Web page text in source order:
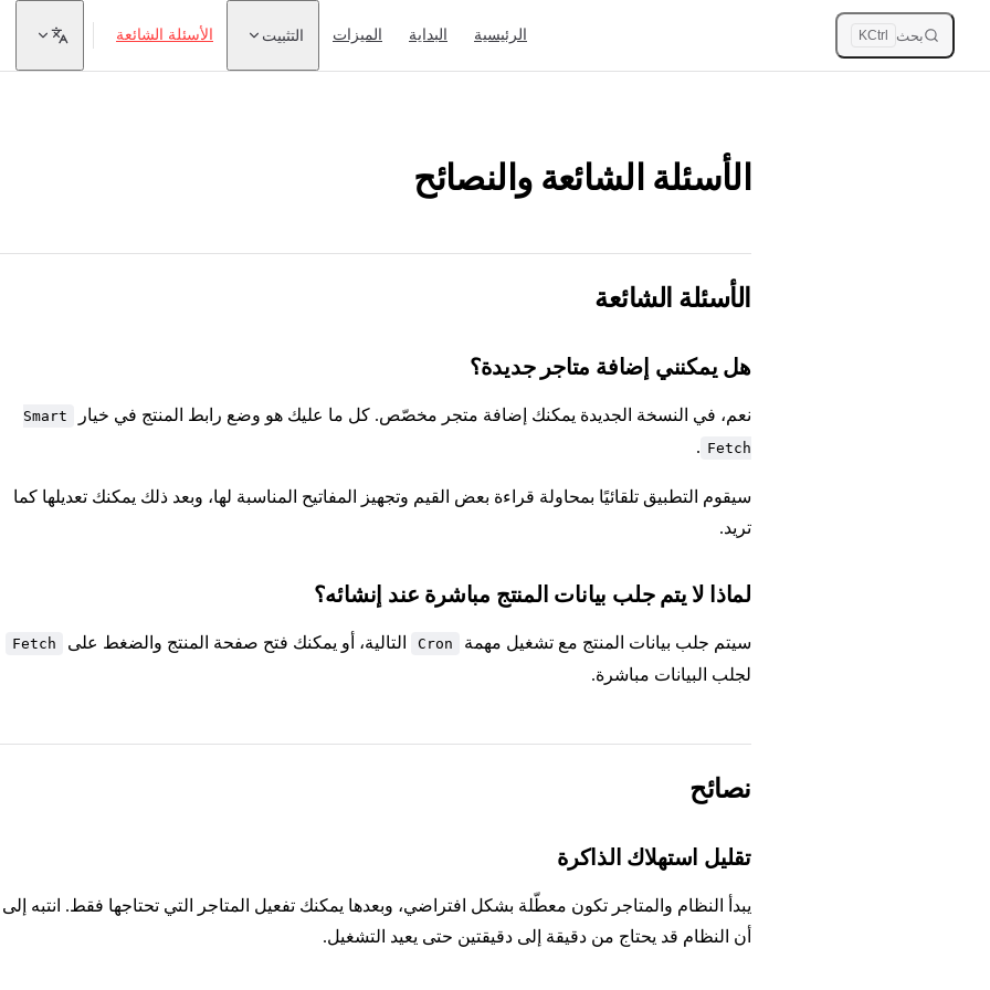
بحث Ctrl
K الرئيسية البداية الميزات التثبيت الأسئلة الشائعة
الأسئلة الشائعة والنصائح
الأسئلة الشائعة
هل يمكنني إضافة متاجر جديدة؟
نعم، في النسخة الجديدة يمكنك إضافة متجر مخصّص. كل ما عليك هو وضع رابط المنتج في خيار
Smart
Fetch
.
سيقوم التطبيق تلقائيًا بمحاولة قراءة بعض القيم وتجهيز المفاتيح المناسبة لها، وبعد ذلك يمكنك تعديلها كما
تريد.
لماذا لا يتم جلب بيانات المنتج مباشرة عند إنشائه؟
سيتم جلب بيانات المنتج مع تشغيل مهمة Cron التالية، أو يمكنك فتح صفحة المنتج والضغط على Fetch
لجلب البيانات مباشرة.
نصائح
تقليل استهلاك الذاكرة
يبدأ النظام والمتاجر تكون معطّلة بشكل افتراضي، وبعدها يمكنك تفعيل المتاجر التي تحتاجها فقط. انتبه إلى
أن النظام قد يحتاج من دقيقة إلى دقيقتين حتى يعيد التشغيل.